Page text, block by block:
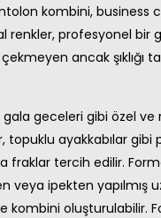
kombini, business
renkler, profesyonel bir
ancak
gala geceleri gibi özel
topuklu ayakkabılar
fraklar tercih edilir.
veya ipekten
kombini oluşturulabilir.